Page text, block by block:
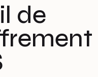
de